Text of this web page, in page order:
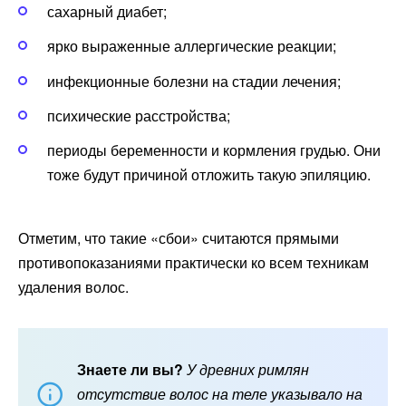
сахарный диабет;
ярко выраженные аллергические реакции;
инфекционные болезни на стадии лечения;
психические расстройства;
периоды беременности и кормления грудью. Они
тоже будут причиной отложить такую эпиляцию.
Отметим, что такие «сбои» считаются прямыми
противопоказаниями практически ко всем техникам
удаления волос.
Знаете ли вы? У древних римлян
отсутствие волос на теле указывало на